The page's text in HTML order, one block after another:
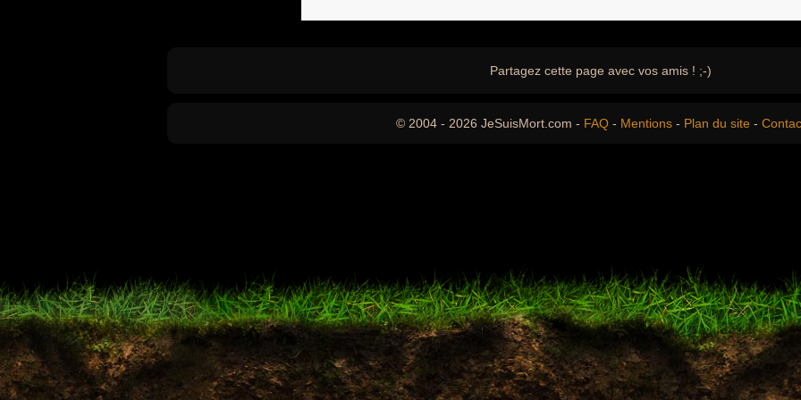
Partagez cette page avec vos amis ! ;-)
© 2004 - 2026 JeSuisMort.com - FAQ - Mentions - Plan du site -